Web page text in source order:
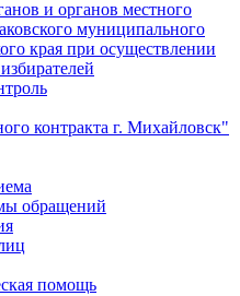
и органов местного
муниципального
края при осуществлении
контракта г. Михайловск"
обращений
помощь